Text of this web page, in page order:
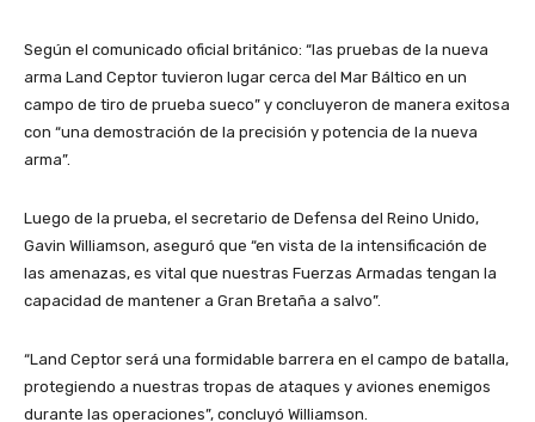
Según el comunicado oficial británico: “las pruebas de la nueva
arma Land Ceptor tuvieron lugar cerca del Mar Báltico en un
campo de tiro de prueba sueco” y concluyeron de manera exitosa
con “una demostración de la precisión y potencia de la nueva
arma”.
Luego de la prueba, el secretario de Defensa del Reino Unido,
Gavin Williamson, aseguró que “en vista de la intensificación de
las amenazas, es vital que nuestras Fuerzas Armadas tengan la
capacidad de mantener a Gran Bretaña a salvo”.
“Land Ceptor será una formidable barrera en el campo de batalla,
protegiendo a nuestras tropas de ataques y aviones enemigos
durante las operaciones”, concluyó Williamson.